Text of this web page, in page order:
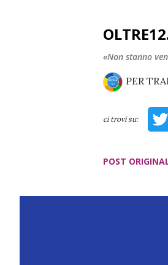
«Non stanno
PER
ci trovi su:
POST